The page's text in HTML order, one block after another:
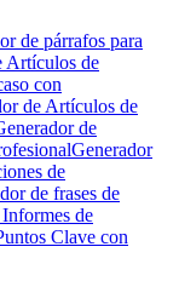
de párrafos para
Artículos de
con
de Artículos de
de
Generador
de
de frases de
de
Clave con